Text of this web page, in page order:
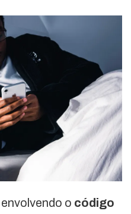
envolvendo o código